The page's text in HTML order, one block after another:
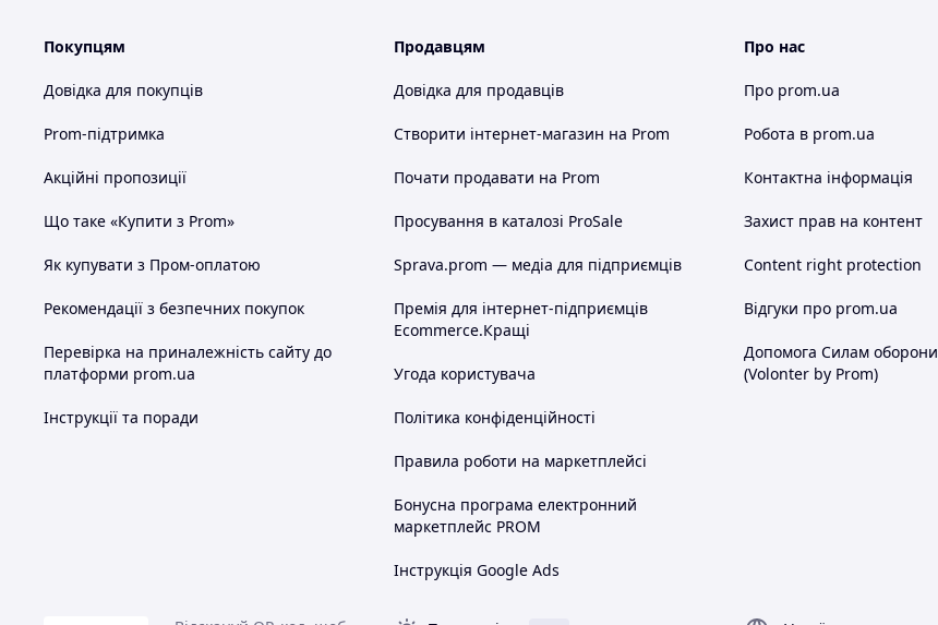
Покупцям
Довідка для покупців
Prom-підтримка
Акційні пропозиції
Що таке «Купити з Prom»
Як купувати з Пром-оплатою
Рекомендації з безпечних покупок
Перевірка на приналежність сайту до
платформи prom.ua
Інструкції та поради
Продавцям
Довідка для продавців
Створити інтернет-магазин на Prom
Почати продавати на Prom
Просування в каталозі ProSale
Sprava.prom — медіа для підприємців
Премія для інтернет-підприємців
Ecommerce.Кращі
Угода користувача
Політика конфіденційності
Правила роботи на маркетплейсі
Бонусна програма електронний
маркетплейс PROM
Інструкція Google Ads
Про нас
Про prom.ua
Робота в prom.ua
Контактна інформація
Захист прав на контент
Content right protection
Відгуки про prom.ua
Допомога Силам оборони
(Volonter by Prom)